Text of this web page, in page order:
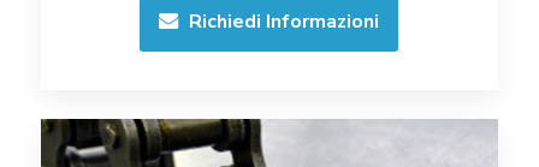
Richiedi Informazioni